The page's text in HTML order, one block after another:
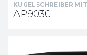
KUGELSCHREIBER
AP9030